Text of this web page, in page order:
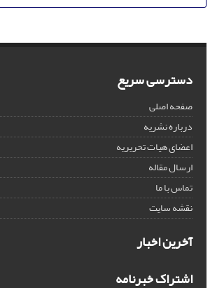
دسترسی سریع
صفحه اصلی
درباره نشریه
اعضای هیات تحریریه
ارسال مقاله
تماس با ما
نقشه سایت
آخرین اخبار
اشتراک خبرنامه